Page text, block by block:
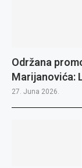
Održana
Marijanovića:
27. Juna 2026.